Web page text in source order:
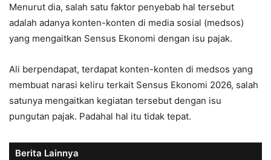
Menurut dia, salah satu faktor penyebab hal tersebut
adalah adanya konten-konten di media sosial (medsos)
yang mengaitkan Sensus Ekonomi dengan isu pajak.
Ali berpendapat, terdapat konten-konten di medsos yang
membuat narasi keliru terkait Sensus Ekonomi 2026, salah
satunya mengaitkan kegiatan tersebut dengan isu
pungutan pajak. Padahal hal itu tidak tepat.
Berita Lainnya